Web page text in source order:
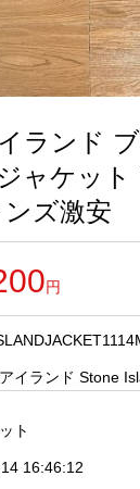
ランド
ャケット
ズ激安
円
イランド Stone
ト
16:46:12